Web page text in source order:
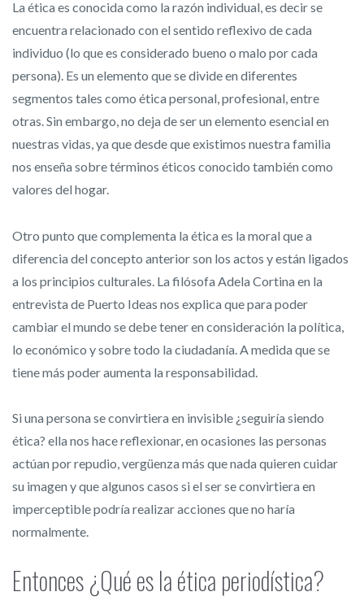
La ética es conocida como la razón individual, es decir se
encuentra relacionado con el sentido reflexivo de cada
individuo (lo que es considerado bueno o malo por cada
persona). Es un elemento que se divide en diferentes
segmentos tales como ética personal, profesional, entre
otras. Sin embargo, no deja de ser un elemento esencial en
nuestras vidas, ya que desde que existimos nuestra familia
nos enseña sobre términos éticos conocido también como
valores del hogar.
Otro punto que complementa la ética es la moral que a
diferencia del concepto anterior son los actos y están ligados
a los principios culturales. La filósofa Adela Cortina en la
entrevista de Puerto Ideas nos explica que para poder
cambiar el mundo se debe tener en consideración la política,
lo económico y sobre todo la ciudadanía. A medida que se
tiene más poder aumenta la responsabilidad.
Si una persona se convirtiera en invisible ¿seguiría siendo
ética? ella nos hace reflexionar, en ocasiones las personas
actúan por repudio, vergüenza más que nada quieren cuidar
su imagen y que algunos casos si el ser se convirtiera en
imperceptible podría realizar acciones que no haría
normalmente.
Entonces ¿Qué es la ética periodística?